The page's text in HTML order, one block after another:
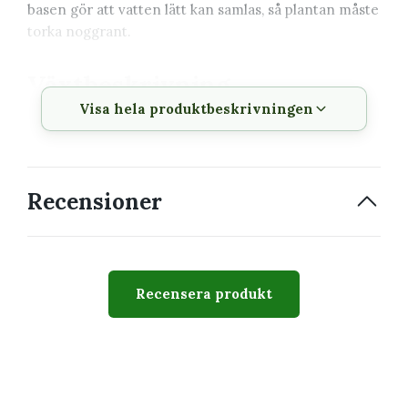
basen gör att vatten lätt kan samlas, så plantan måste
torka noggrant.
Växtbeskrivning
Vetenskapligt
Tillandsia bulbosa
Lökformad bas med smala,
slingrande blad
Visa hela produktbeskrivningen
Recensioner
Recensera produkt